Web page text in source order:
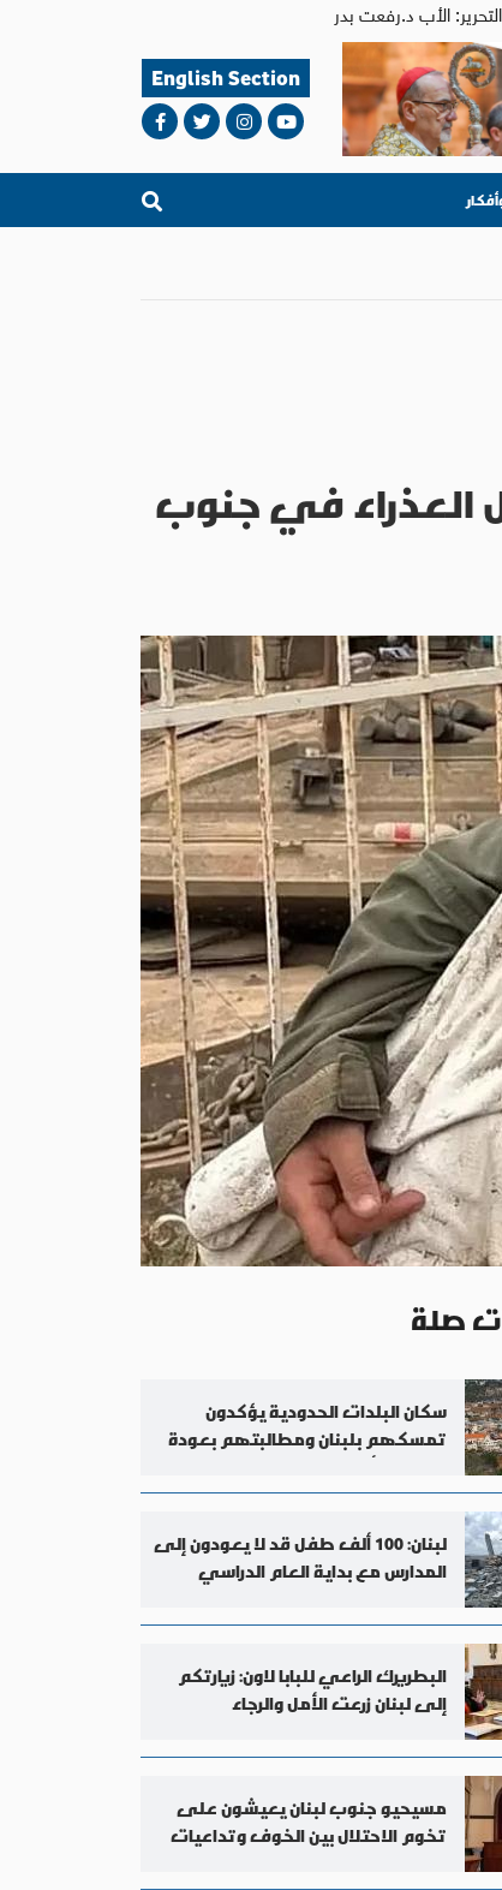
English Section
العذراء في جنوب
صلة
سكان البلدات الحدودية يؤكدون
تمسكهم بلبنان ومطالبتهم بعودة
الدولة والأمن
لبنان: 100 ألف طفل قد لا يعودون إلى
المدارس مع بداية العام الدراسي
البطريرك الراعي للبابا لاون: زيارتكم
إلى لبنان زرعت الأمل والرجاء
مسيحيو جنوب لبنان يعيشون على
تخوم الاحتلال بين الخوف وتداعيات